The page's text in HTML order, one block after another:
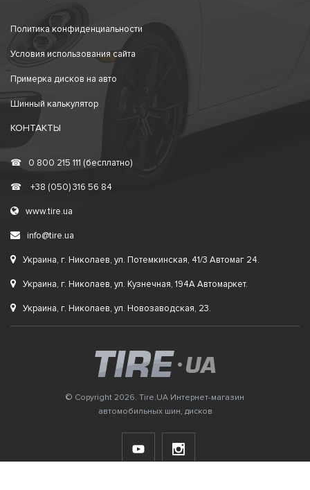
Политика конфиденциальности
Условия использования сайта
Примерка дисков на авто
Шинный калькулятор
КОНТАКТЫ
☎ 0 800 215 111 (бесплатно)
☎ +38 (050) 316 56 84
www.tire.ua
info@tire.ua
Украина, г. Николаев, ул. Потемкинская, 41/3 Автомаг 24.
Украина, г. Николаев, ул. Кузнечная, 194А Автомаркет.
Украина, г. Николаев, ул. Новозаводская, 23.
© Copyright 2026. Tire.UA Интернет-магазин
автомобильных шин, дисков